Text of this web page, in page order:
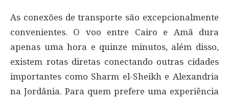
As conexões de transporte são excepcionalmente
convenientes. O voo entre Cairo e Amã dura
apenas uma hora e quinze minutos, além disso,
existem rotas diretas conectando outras cidades
importantes como Sharm el-Sheikh e Alexandria
na Jordânia. Para quem prefere uma experiência